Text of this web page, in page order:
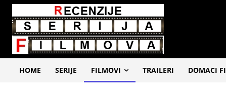
HOME SERIJE FILMOVI TRAILERI DOMACI